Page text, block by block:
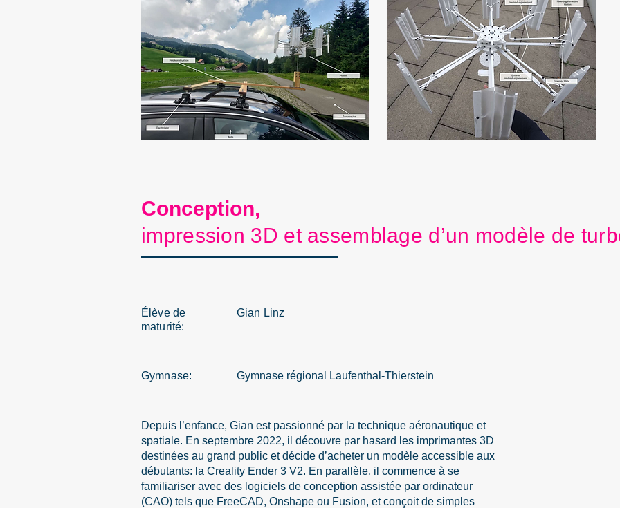
Conception,
impression 3D et assemblage d’un modèle de
Élève de
maturité:
Gian Linz
Gymnase: Gymnase régional Laufenthal-Thierstein
Depuis l’enfance, Gian est passionné par la technique aéronautique et
spatiale. En septembre 2022, il découvre par hasard les imprimantes 3D
destinées au grand public et décide d’acheter un modèle accessible aux
débutants: la Creality Ender 3 V2. En parallèle, il commence à se
familiariser avec des logiciels de conception assistée par ordinateur
(CAO) tels que FreeCAD, Onshape ou Fusion, et conçoit de simples